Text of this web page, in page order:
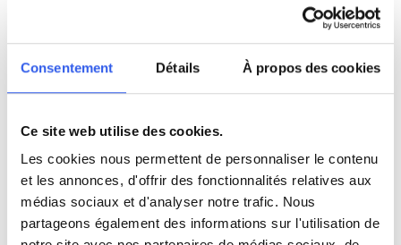
Consentement Détails À propos des cookies
Ce site web utilise des cookies.
Les cookies nous permettent de personnaliser le contenu
et les annonces, d'offrir des fonctionnalités relatives aux
médias sociaux et d'analyser notre trafic. Nous
partageons également des informations sur l'utilisation de
Économie
Espagnol
Allemand
Cours par niveau